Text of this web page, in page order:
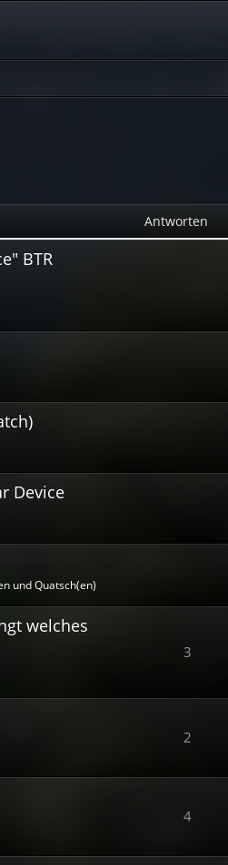
Antworten
BTR
Device
und Quatsch(en)
welches
3
2
4